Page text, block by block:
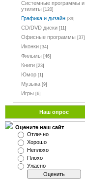
Системные программы и
утилиты [120]
Графика и дизайн [39]
CD/DVD диски [11]
Офисные программы [37]
Иконки [34]
Фильмы [46]
Книги [23]
Юмор [1]
Музыка [9]
Игры [6]
Наш опрос
Оцените наш сайт
Отлично
Хорошо
Неплохо
Плохо
Ужасно